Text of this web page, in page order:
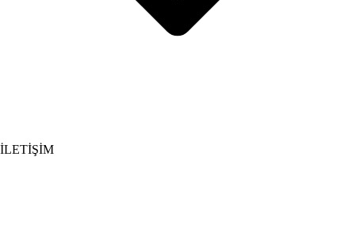
İLETİŞİM